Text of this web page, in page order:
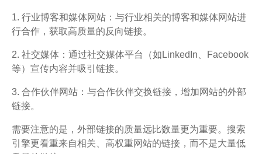
1. 行业博客和媒体网站：与行业相关的博客和媒体网站进
行合作，获取高质量的反向链接。
2. 社交媒体：通过社交媒体平台（如LinkedIn、Facebook
等）宣传内容并吸引链接。
3. 合作伙伴网站：与合作伙伴交换链接，增加网站的外部
链接。
需要注意的是，外部链接的质量远比数量更为重要。搜索
引擎更看重来自相关、高权重网站的链接，而不是大量低